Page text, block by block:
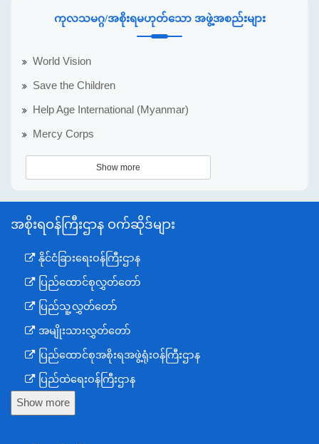
ကုလသမဂ္ဂ/အစိုးရမဟုတ်သော အဖွဲ့အစည်းများ
World Vision
Save the Children
Help Age International (Myanmar)
Mercy Corps
Show more
အစိုးရဝန်ကြီးဌာန ဝက်ဆိုဒ်များ
နိုင်ငံခြားရေးဝန်ကြီးဌာန
ပြည်ထောင်စုလွှတ်တော်
ပြည်သူ့လွှတ်တော်
အမျိုးသားလွှတ်တော်
ပြည်ထောင်စုအစိုးရအဖွဲ့ရုံးဝန်ကြီးဌာန
ပြည်ထဲရေးဝန်ကြီးဌာန
ကာကွယ်ရေးဝန်ကြီးဌာန
Show more